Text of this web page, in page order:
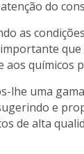
do
as
aos químicos
lhe uma
e
de alta